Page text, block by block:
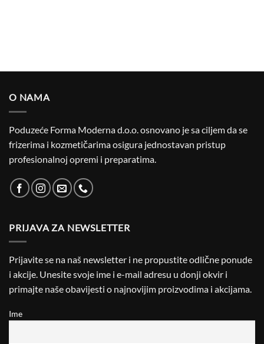
O NAMA
Poduzeće Forma Moderna d.o.o. osnovano je sa ciljem da se
frizerima i kozmetičarima osigura jednostavan pristup
profesionalnoj opremi i preparatima.
PRIJAVA ZA NEWSLETTER
Prijavite se na naš newsletter i ne propustite odlične ponude
i akcije. Unesite svoje ime i e-mail adresu u donji okvir i
primajte naše obavijesti o najnovijim proizvodima i akcijama.
Ime